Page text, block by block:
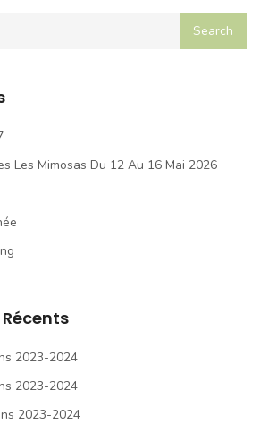
Les Mimosas Du 12 Au 16 Mai 2026
2023-2024
2023-2024
2023-2024